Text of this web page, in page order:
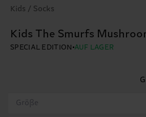
Kids / Socks
Kids The Smurfs
SPECIAL EDITION AUF LAGER
Größe